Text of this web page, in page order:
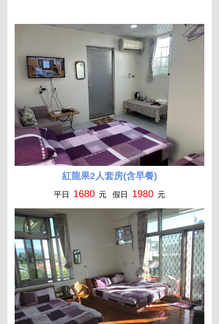
紅龍果2人套房(含早餐)
平日 1680 元 假日 1980 元